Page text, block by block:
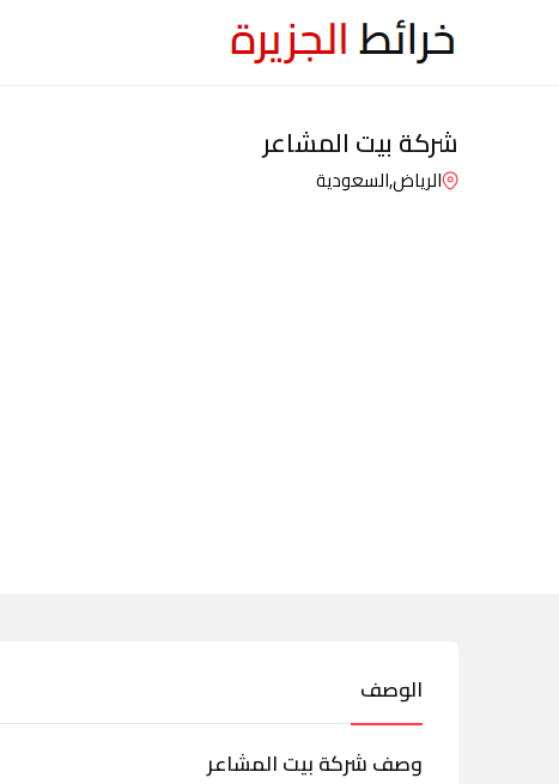
شركة بيت المشاعر
الرياض,السعودية
الوصف
وصف شركة بيت المشاعر